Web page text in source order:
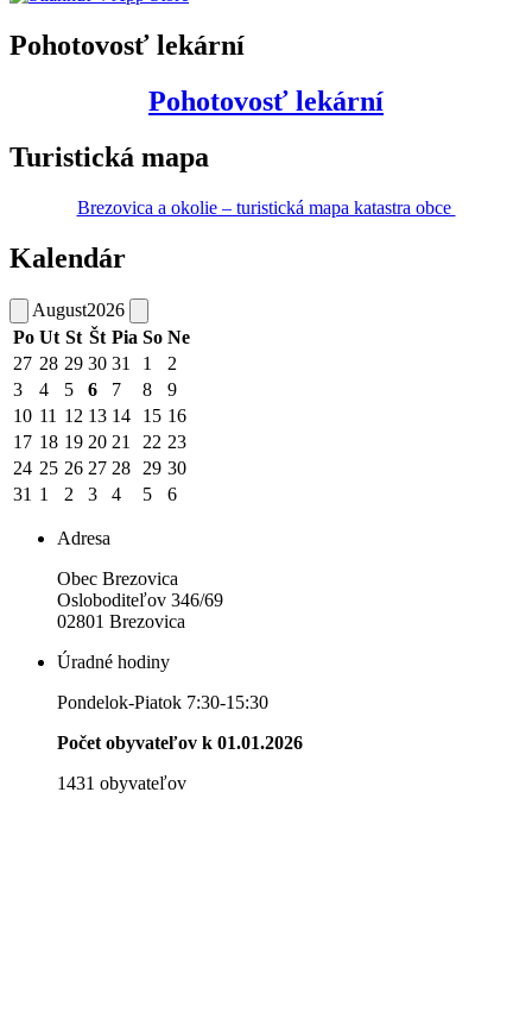
Pohotovosť lekární
Pohotovosť lekární
Turistická mapa
Brezovica a okolie – turistická mapa katastra obce
Kalendár
August2026
Po Ut St Št Pia So Ne
27 28 29 30 31 1
2
3
4 5 6 7 8
9
10 11 12 13 14 15 16
17 18 19 20 21 22 23
24 25 26 27 28 29 30
31 1 2 3 4 5 6
Adresa
Obec Brezovica
Osloboditeľov 346/69
02801 Brezovica
Úradné hodiny
Pondelok-Piatok 7:30-15:30
Počet obyvateľov k 01.01.2026
1431 obyvateľov